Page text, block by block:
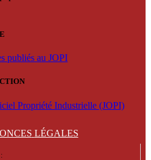
publiés au JOPI
Propriété Industrielle (JOPI)
LÉGALES
: